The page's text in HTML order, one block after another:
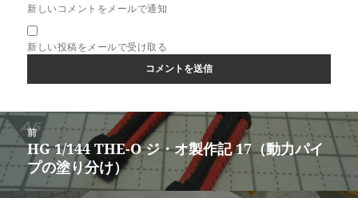
新しいコメントをメールで通知
新しい投稿をメールで受け取る
投
ナ
ビ
前
前
の
投
HG 1/144 THE-O ジ・オ製作記 17（動力パイ
プの塗り分け）